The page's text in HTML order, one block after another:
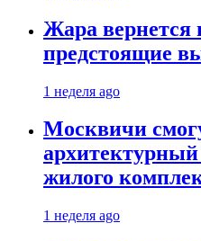
Жара вернется
предстоящие
1 неделя ago
Москвичи
архитектурный
жилого
1 неделя ago